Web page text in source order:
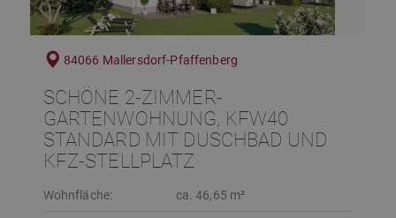
84066 Mallersdorf-Pfaffenberg
SCHÖNE 2-ZIMMER-
GARTENWOHNUNG, KFW40
STANDARD MIT DUSCHBAD UND
KFZ-STELLPLATZ
Wohnfläche: ca. 46,65 m²